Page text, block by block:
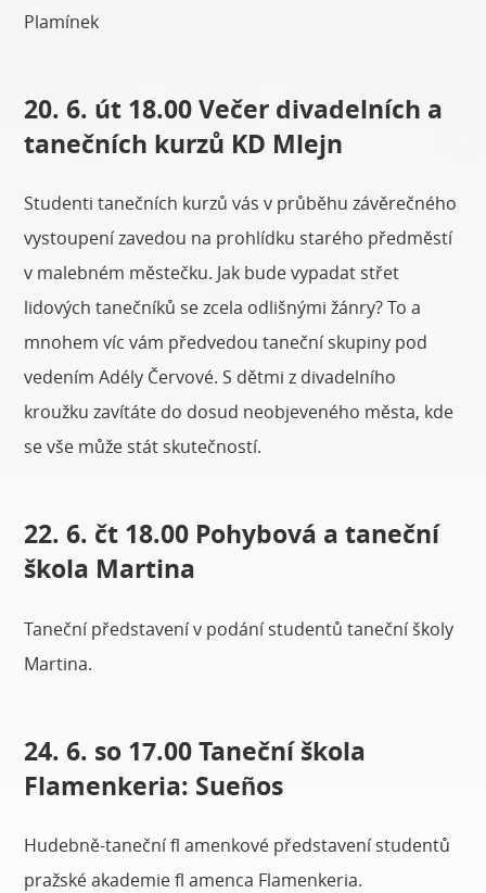
Plamínek
20. 6. út 18.00 Večer divadelních a
tanečních kurzů KD Mlejn
Studenti tanečních kurzů vás v průběhu závěrečného
vystoupení zavedou na prohlídku starého předměstí
v malebném městečku. Jak bude vypadat střet
lidových tanečníků se zcela odlišnými žánry? To a
mnohem víc vám předvedou taneční skupiny pod
vedením Adély Červové. S dětmi z divadelního
kroužku zavítáte do dosud neobjeveného města, kde
se vše může stát skutečností.
22. 6. čt 18.00 Pohybová a taneční
škola Martina
Taneční představení v podání studentů taneční školy
Martina.
24. 6. so 17.00 Taneční škola
Flamenkeria: Sueños
Hudebně-taneční fl amenkové představení studentů
pražské akademie fl amenca Flamenkeria.